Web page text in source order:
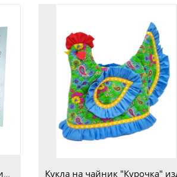
Книга "Туанетт" в 2-х тт Владимир Сериков